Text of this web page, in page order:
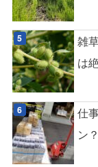
雑
は
仕
ン